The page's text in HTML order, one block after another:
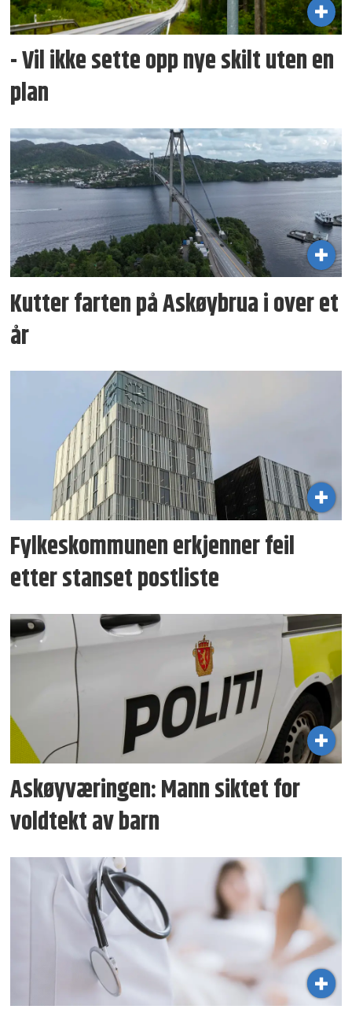
- Vil ikke sette opp nye skilt uten en
plan
Kutter farten på Askøybrua i over et
år
Fylkeskommunen erkjenner feil
etter stanset postliste
Askøyværingen: Mann siktet for
voldtekt av barn